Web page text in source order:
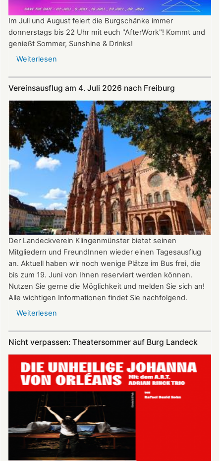
Im Juli und August feiert die Burgschänke immer
donnerstags bis 22 Uhr mit euch "AfterWork"! Kommt und
genießt Sommer, Sunshine & Drinks!
Weiterlesen
und
August
der
Burg:
After
Work
donnerstags
22:00
Uhr
Vereinsausflug am 4. Juli 2026 nach Freiburg
Der Landeckverein Klingenmünster bietet seinen
Mitgliedern und FreundInnen wieder einen Tagesausflug
an. Aktuell haben wir noch wenige Plätze im Bus frei, die
bis zum 19. Juni von Ihnen reserviert werden können.
Nutzen Sie gerne die Möglichkeit und melden Sie sich an!
Alle wichtigen Informationen findet Sie nachfolgend.
Weiterlesen
4.
2026
nach
Freiburg
Nicht verpassen: Theatersommer auf Burg Landeck